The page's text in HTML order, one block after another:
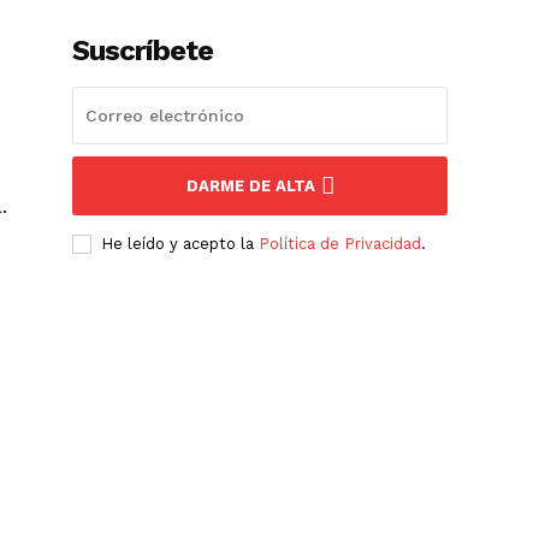
Suscríbete
DARME DE ALTA
He leído y acepto la Política de Privacidad.